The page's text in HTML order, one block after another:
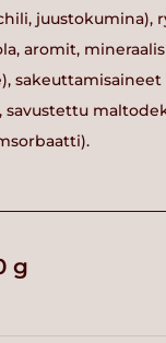
juustokumina),
aromit,
savustettu
g